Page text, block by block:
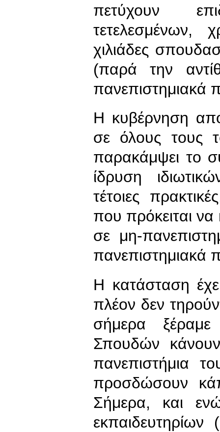
πετύχουν
τετελεσμένων,
χιλιάδες
(παρά την
πανεπιστημιακά
Η κυβέρνηση
σε όλους τους
παρακάμψει το
ίδρυση
τέτοιες
που πρόκειται να
σε μη-
πανεπιστημιακά
Η κατάσταση
πλέον δεν
σήμερα
Σπουδών
πανεπιστήμια
προσδώσουν
Σήμερα, και